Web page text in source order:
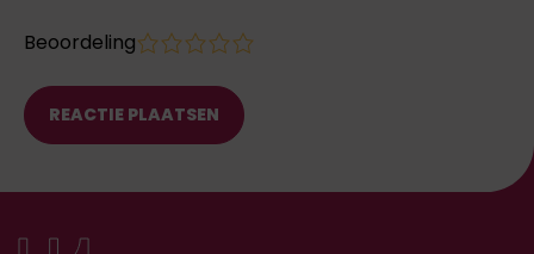
Beoordeling 4
3
2
1